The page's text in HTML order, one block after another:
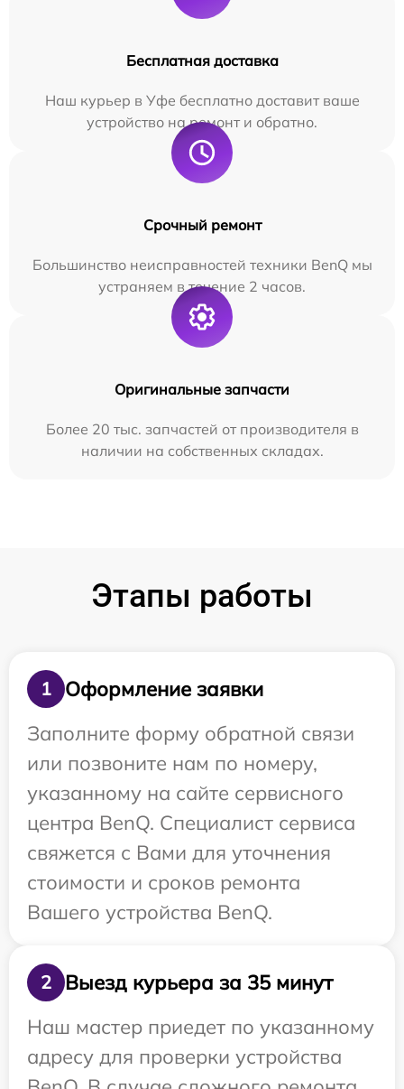
Бесплатная доставка
Наш курьер в Уфе бесплатно доставит ваше
устройство на ремонт и обратно.
Срочный ремонт
Большинство неисправностей техники BenQ мы
устраняем в течение 2 часов.
Оригинальные запчасти
Более 20 тыс. запчастей от производителя в
наличии на собственных складах.
Этапы работы
1
Оформление заявки
Заполните форму обратной связи
или позвоните нам по номеру,
указанному на сайте сервисного
центра BenQ. Специалист сервиса
свяжется с Вами для уточнения
стоимости и сроков ремонта
Вашего устройства BenQ.
2
Выезд курьера за 35 минут
Наш мастер приедет по указанному
адресу для проверки устройства